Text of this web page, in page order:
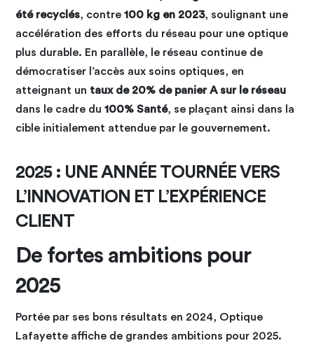
été recyclés, contre100 kg en 2023, soulignant une
accélération des efforts du réseau pour une optique
plus durable. En parallèle, le réseau continue de
démocratiser l’accès aux soins optiques, en
atteignant un taux de 20% de panier A sur le réseau
dans le cadre du100% Santé, se plaçant ainsi dans la
cible initialement attendue par le gouvernement.
2025 : UNE ANNÉE TOURNÉE VERS
L’INNOVATION ET L’EXPÉRIENCE
CLIENT
De fortes ambitions pour
2025
Portée par ses bons résultats en 2024, Optique
Lafayette affiche de grandes ambitions pour 2025.